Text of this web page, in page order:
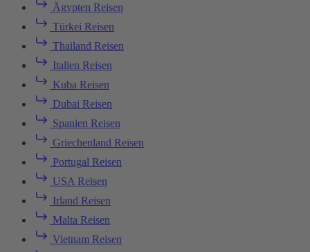
Ägypten Reisen
Türkei Reisen
Thailand Reisen
Italien Reisen
Kuba Reisen
Dubai Reisen
Spanien Reisen
Griechenland Reisen
Portugal Reisen
USA Reisen
Irland Reisen
Malta Reisen
Vietnam Reisen